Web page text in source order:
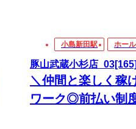
小島新田駅 ホー
豚山武蔵小杉店_03[165]
＼仲間と楽しく稼
ワーク◎前払い制